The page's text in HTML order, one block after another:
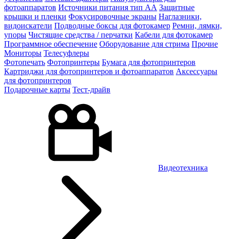
фотоаппаратов Источники питания тип АА Защитные
крышки и пленки Фокусировочные экраны Наглазники,
видоискатели Подводные боксы для фотокамер Ремни, лямки,
упоры Чистящие средства / перчатки Кабели для фотокамер
Программное обеспечение Оборудование для стрима Прочие
Мониторы Телесуфлеры
Фотопечать Фотопринтеры Бумага для фотопринтеров
Картриджи для фотопринтеров и фотоаппаратов Аксессуары
для фотопринтеров
Подарочные карты Тест-драйв
Видеотехника